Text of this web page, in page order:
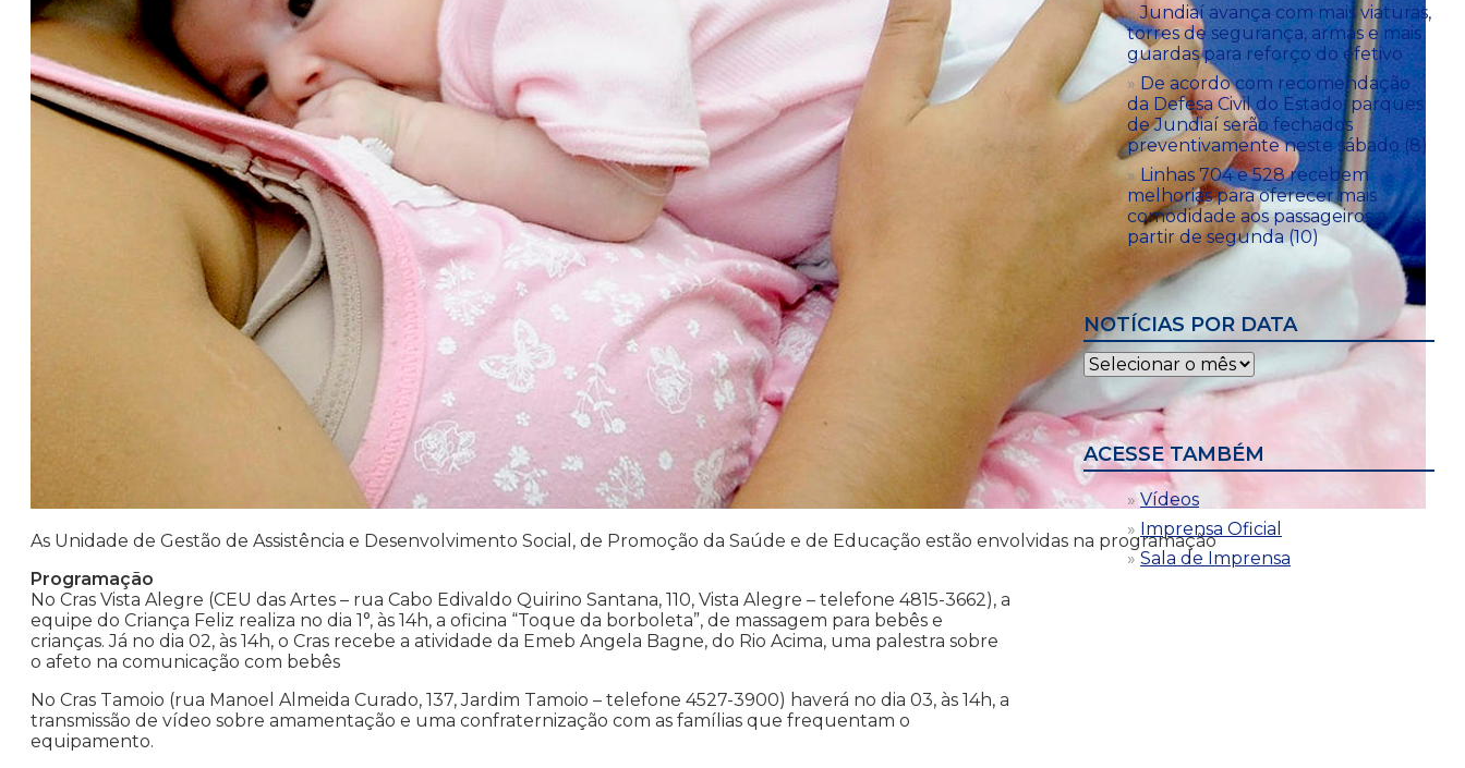
As Unidade de Gestão de Assistência e Desenvolvimento Social, de Promoção da Saúde e de Educação estão envolvidas na programação
Programação
No Cras Vista Alegre (CEU das Artes – rua Cabo Edivaldo Quirino Santana, 110, Vista Alegre – telefone 4815-3662), a
equipe do Criança Feliz realiza no dia 1°, às 14h, a oficina “Toque da borboleta”, de massagem para bebês e
crianças. Já no dia 02, às 14h, o Cras recebe a atividade da Emeb Angela Bagne, do Rio Acima, uma palestra sobre
o afeto na comunicação com bebês
No Cras Tamoio (rua Manoel Almeida Curado, 137, Jardim Tamoio – telefone 4527-3900) haverá no dia 03, às 14h, a
transmissão de vídeo sobre amamentação e uma confraternização com as famílias que frequentam o
equipamento.
Jundiaí avança com mais viaturas,
torres de segurança, armas e mais
guardas para reforço do efetivo
De acordo com recomendação
da Defesa Civil do Estado, parques
de Jundiaí serão fechados
preventivamente neste sábado (8)
Linhas 704 e 528 recebem
melhorias para oferecer mais
comodidade aos passageiros a
partir de segunda (10)
NOTÍCIAS POR DATA
Notícias
por
data
ACESSE TAMBÉM
Vídeos
Imprensa Oficial
Sala de Imprensa